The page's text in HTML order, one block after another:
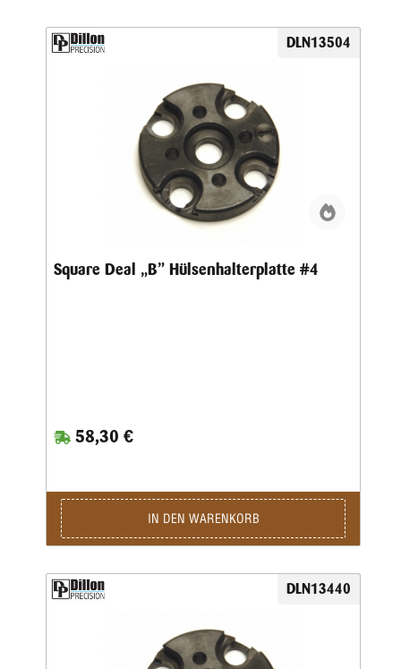
DLN13504
Square Deal „B” Hülsenhalterplatte #4
58,30 €
IN DEN WARENKORB
DLN13440